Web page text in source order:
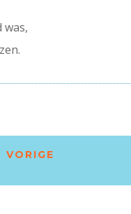
was,
VORIGE